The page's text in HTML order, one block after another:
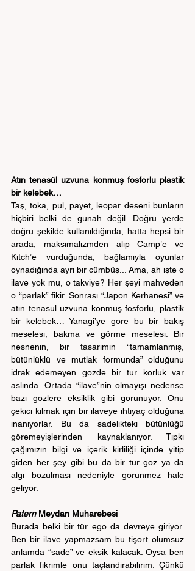
Atın tenasül uzvuna konmuş fosforlu plastik
bir kelebek…
Taş, toka, pul, payet, leopar deseni bunların
hiçbiri belki de günah değil. Doğru yerde
doğru şekilde kullanıldığında, hatta hepsi bir
arada, maksimalizmden alıp Camp’e ve
Kitch’e vurduğunda, bağlamıyla oyunlar
oynadığında ayrı bir cümbüş... Ama, ah işte o
ilave yok mu, o takviye? Her şeyi mahveden
o “parlak” fikir. Sonrası “Japon Kerhanesi” ve
atın tenasül uzvuna konmuş fosforlu, plastik
bir kelebek… Yanagi’ye göre bu bir bakış
meselesi, bakma ve görme meselesi. Bir
nesnenin, bir tasarımın “tamamlanmış,
bütünlüklü ve mutlak formunda” olduğunu
idrak edemeyen gözde bir tür körlük var
aslında. Ortada “ilave”nin olmayışı nedense
bazı gözlere eksiklik gibi görünüyor. Onu
çekici kılmak için bir ilaveye ihtiyaç olduğuna
inanıyorlar. Bu da sadelikteki bütünlüğü
göremeyişlerinden kaynaklanıyor. Tıpkı
çağımızın bilgi ve içerik kirliliği içinde yitip
giden her şey gibi bu da bir tür göz ya da
algı bozulması nedeniyle görünmez hale
geliyor.
Patern Meydan Muharebesi
Burada belki bir tür ego da devreye giriyor.
Ben bir ilave yapmazsam bu tişört olumsuz
anlamda “sade” ve eksik kalacak. Oysa ben
parlak fikrimle onu taçlandırabilirim. Çünkü